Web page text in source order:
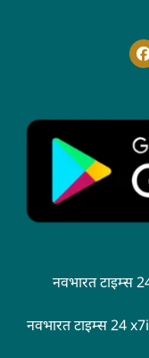
नवभारत टाइम्स
नवभारत टाइम्स 24